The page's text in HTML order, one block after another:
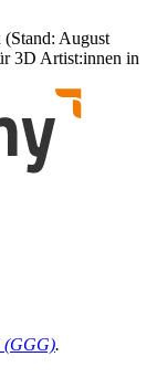
August
3D Artist:innen in
(GGG).